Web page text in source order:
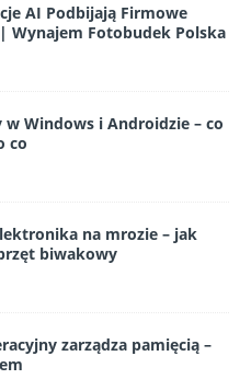
AI Podbijają Firmowe
Wynajem Fotobudek Polska
Windows i Androidzie – co
co
na mrozie – jak
biwakowy
zarządza pamięcią –